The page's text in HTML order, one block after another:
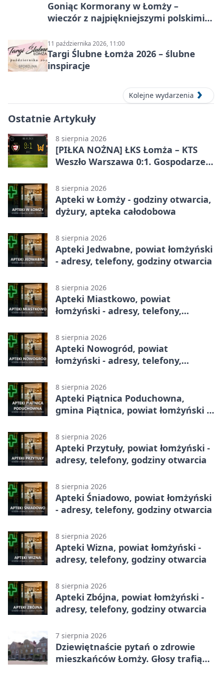
Goniąc Kormorany w Łomży –
wieczór z najpiękniejszymi polskimi
11 października 2026, 11:00
Targi Ślubne Łomża 2026 – ślubne
inspiracje
Kolejne wydarzenia
Ostatnie Artykuły
8 sierpnia 2026
[PIŁKA NOŻNA] ŁKS Łomża – KTS
Weszło Warszawa 0:1. Gospodarze
1 (Grupa I)
8 sierpnia 2026
Apteki w Łomży - godziny otwarcia,
dyżury, apteka całodobowa
8 sierpnia 2026
Apteki Jedwabne, powiat łomżyński
- adresy, telefony, godziny otwarcia
8 sierpnia 2026
Apteki Miastkowo, powiat
łomżyński - adresy, telefony,
8 sierpnia 2026
Apteki Nowogród, powiat
łomżyński - adresy, telefony,
8 sierpnia 2026
Apteki Piątnica Poduchowna,
gmina Piątnica, powiat łomżyński -
8 sierpnia 2026
Apteki Przytuły, powiat łomżyński -
adresy, telefony, godziny otwarcia
8 sierpnia 2026
Apteki Śniadowo, powiat łomżyński
- adresy, telefony, godziny otwarcia
8 sierpnia 2026
Apteki Wizna, powiat łomżyński -
adresy, telefony, godziny otwarcia
8 sierpnia 2026
Apteki Zbójna, powiat łomżyński -
adresy, telefony, godziny otwarcia
7 sierpnia 2026
Dziewiętnaście pytań o zdrowie
mieszkańców Łomży. Głosy trafią